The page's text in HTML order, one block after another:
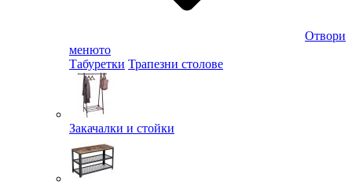
Отвори
менюто
Табуретки Трапезни столове
Закачалки и стойки